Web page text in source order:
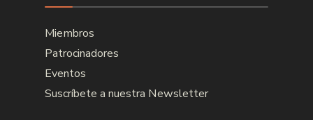
Miembros
Patrocinadores
Eventos
Suscríbete a nuestra Newsletter